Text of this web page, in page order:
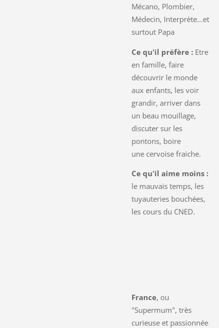
Mécano, Plombier,
Médecin, Interprète...et
surtout Papa
Ce qu'il préfère :Etre
en famille, faire
découvrir le monde
aux enfants, les voir
grandir, arriver dans
un beau mouillage,
discuter sur les
pontons, boire
une cervoise fraiche.
Ce qu'il aime moins :
le mauvais temps, les
tuyauteries bouchées,
les cours du CNED.
France, ou
"Supermum", très
curieuse et passionnée